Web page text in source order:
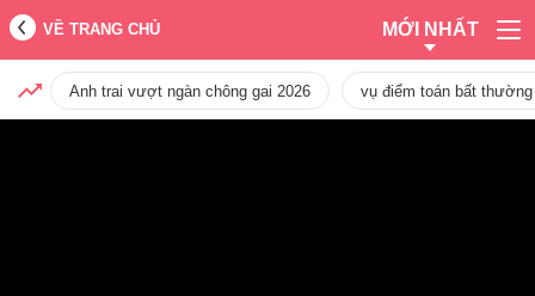
VỀ TRANG CHỦ MỚI NHẤT
Anh trai vượt ngàn chông gai 2026 vụ điểm toán bất